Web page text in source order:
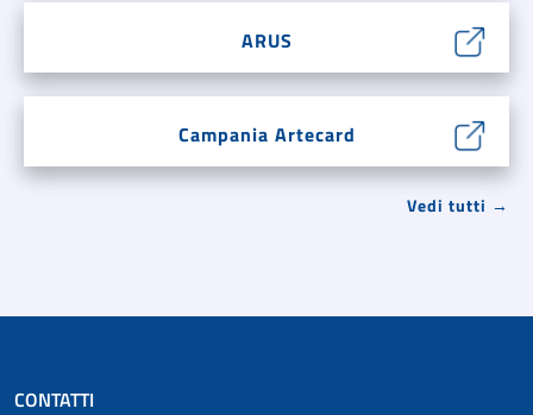
ARUS
Campania Artecard
Vedi tutti →
CONTATTI